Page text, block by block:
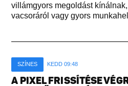
villámgyors megoldást
vacsoráról vagy gyors
SZÍNES KEDD 09:48
A PIXEL FRISSÍTÉSE